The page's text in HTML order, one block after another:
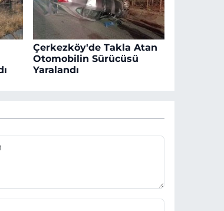
Çerkezköy'de Takla Atan
Otomobilin Sürücüsü
Yaralandı